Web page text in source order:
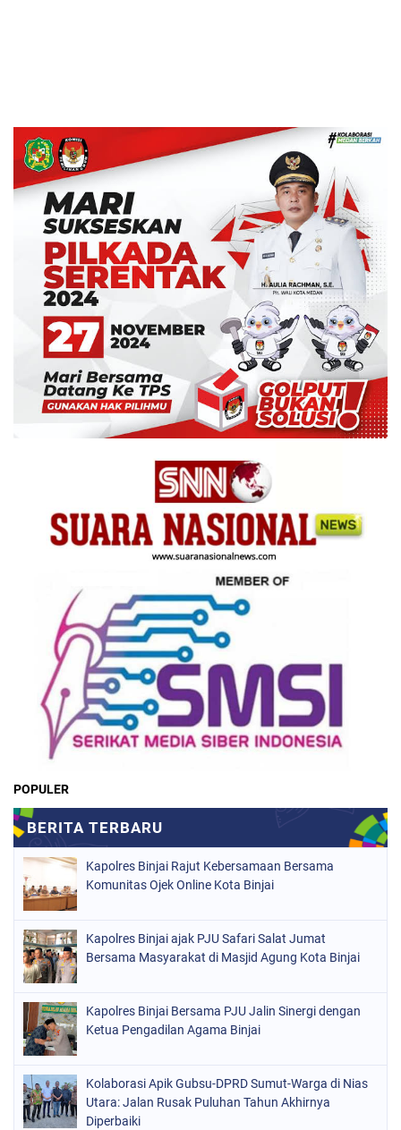
POPULER
Kapolres Binjai Rajut Kebersamaan Bersama
Komunitas Ojek Online Kota Binjai
Kapolres Binjai ajak PJU Safari Salat Jumat
Bersama Masyarakat di Masjid Agung Kota Binjai
Kapolres Binjai Bersama PJU Jalin Sinergi dengan
Ketua Pengadilan Agama Binjai
Kolaborasi Apik Gubsu-DPRD Sumut-Warga di Nias
Utara: Jalan Rusak Puluhan Tahun Akhirnya
Diperbaiki